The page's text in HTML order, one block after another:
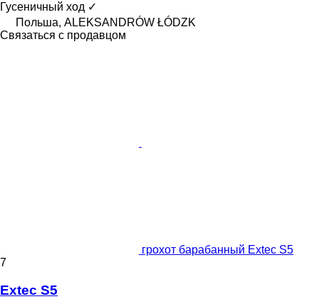
Гусеничный ход ✓
Польша, ALEKSANDRÓW ŁÓDZK
Связаться с продавцом
грохот барабанный Extec S5
7
Extec S5